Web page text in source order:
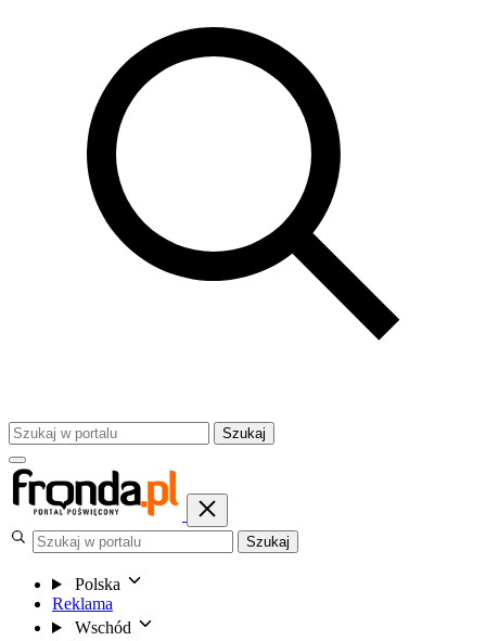
Szukaj
Szukaj
Polska
Reklama
Wschód